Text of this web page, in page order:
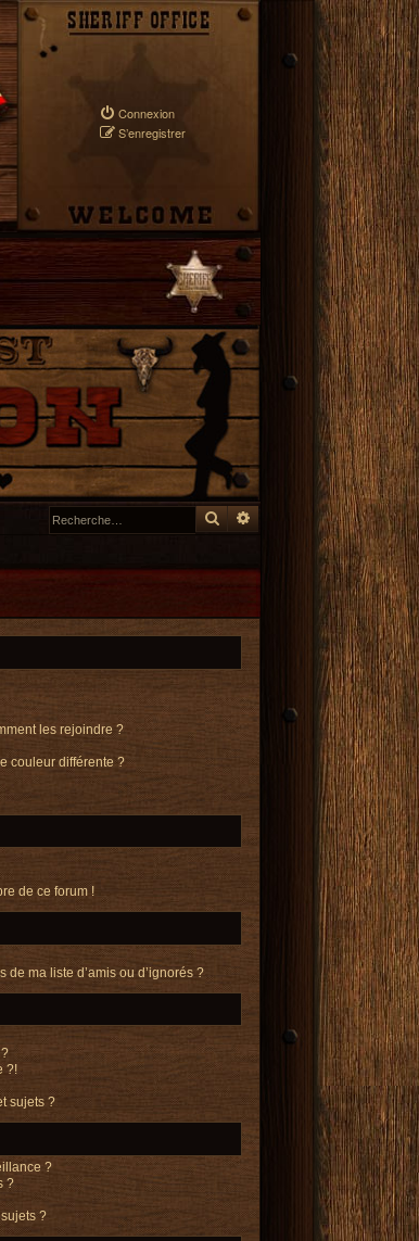
Connexion
S’enregistrer
RechercherRecherche avancée
les rejoindre ?
couleur différente ?
de ce forum !
ma liste d’amis ou d’ignorés ?
?!
sujets ?
?
?
?